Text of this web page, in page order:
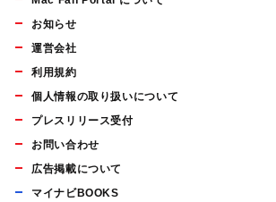
お知らせ
運営会社
利用規約
個人情報の取り扱いについて
プレスリリース受付
お問い合わせ
広告掲載について
マイナビBOOKS